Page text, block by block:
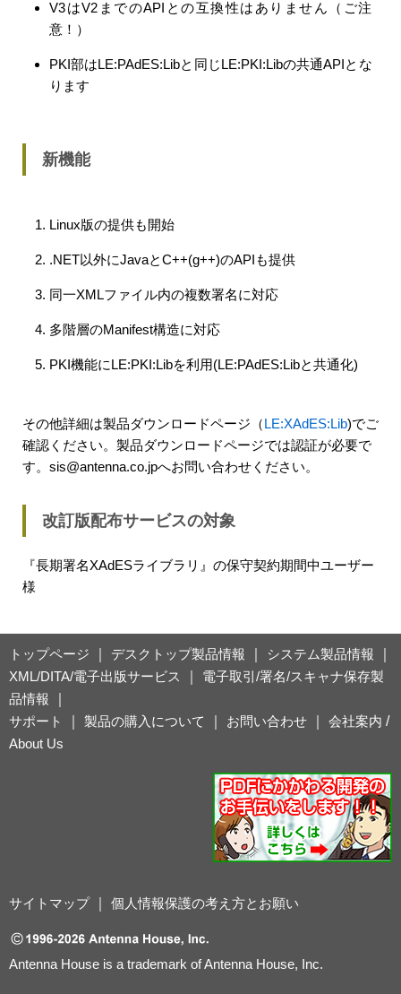
V3はV2までのAPIとの互換性はありません（ご注
意！）
PKI部はLE:PAdES:Libと同じLE:PKI:Libの共通APIとな
ります
新機能
Linux版の提供も開始
.NET以外にJavaとC++(g++)のAPIも提供
同一XMLファイル内の複数署名に対応
多階層のManifest構造に対応
PKI機能にLE:PKI:Libを利用(LE:PAdES:Libと共通化)
その他詳細は製品ダウンロードページ（LE:XAdES:Lib)でご
確認ください。製品ダウンロードページでは認証が必要で
す。sis@antenna.co.jpへお問い合わせください。
改訂版配布サービスの対象
『長期署名XAdESライブラリ』の保守契約期間中ユーザー
様
トップページ デスクトップ製品情報 システム製品情報
XML/DITA/電子出版サービス
電子取引/署名/スキャナ保存製
品情報
サポート
製品の購入について お問い合わせ 会社案内 /
About Us
サイトマップ｜ 個人情報保護の考え方とお願い
Antenna House is a trademark of Antenna House, Inc.